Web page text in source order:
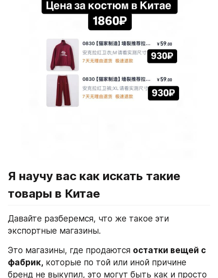
Я научу вас как искать такие
товары в Китае
Давайте разберемся, что же такое эти
экспортные магазины.
Это магазины, где продаются остатки вещей с
фабрик, которые по той или иной причине
бренд не выкупил, это могут быть как и просто